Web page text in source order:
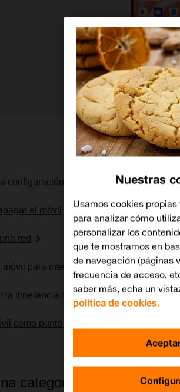
OPPO A79 5G - LightSkyBlue - imagen 1
configuración predeterminada
el móvil
red
para internet
la itinerancia de datos
como punto de acceso Wi-Fi
categoría
Nuestras
Usamos cookies
para analizar cómo
personalizar los
que te mostramos en
de navegación (páginas
frecuencia de acceso,
saber más, echa un
política de cookies.